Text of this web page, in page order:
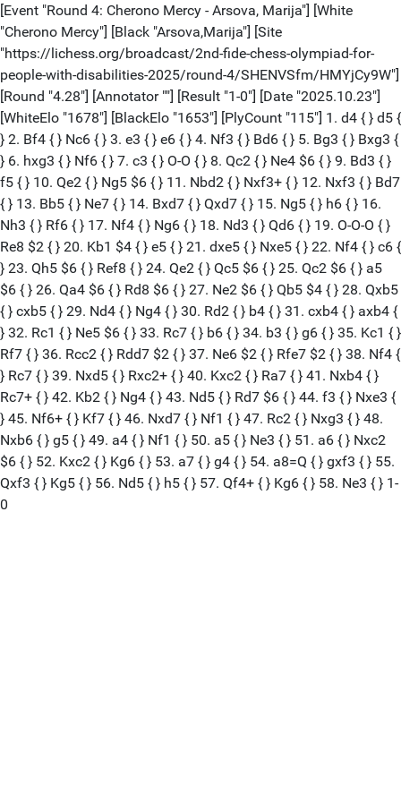
[Event "Round 4: Cherono Mercy - Arsova, Marija"] [White
"Cherono Mercy"] [Black "Arsova,Marija"] [Site
"https://lichess.org/broadcast/2nd-fide-chess-olympiad-for-
people-with-disabilities-2025/round-4/SHENVSfm/HMYjCy9W"]
[Round "4.28"] [Annotator ""] [Result "1-0"] [Date "2025.10.23"]
[WhiteElo "1678"] [BlackElo "1653"] [PlyCount "115"] 1. d4 { } d5 {
} 2. Bf4 { } Nc6 { } 3. e3 { } e6 { } 4. Nf3 { } Bd6 { } 5. Bg3 { } Bxg3 {
} 6. hxg3 { } Nf6 { } 7. c3 { } O-O { } 8. Qc2 { } Ne4 $6 { } 9. Bd3 { }
f5 { } 10. Qe2 { } Ng5 $6 { } 11. Nbd2 { } Nxf3+ { } 12. Nxf3 { } Bd7
{ } 13. Bb5 { } Ne7 { } 14. Bxd7 { } Qxd7 { } 15. Ng5 { } h6 { } 16.
Nh3 { } Rf6 { } 17. Nf4 { } Ng6 { } 18. Nd3 { } Qd6 { } 19. O-O-O { }
Re8 $2 { } 20. Kb1 $4 { } e5 { } 21. dxe5 { } Nxe5 { } 22. Nf4 { } c6 {
} 23. Qh5 $6 { } Ref8 { } 24. Qe2 { } Qc5 $6 { } 25. Qc2 $6 { } a5
$6 { } 26. Qa4 $6 { } Rd8 $6 { } 27. Ne2 $6 { } Qb5 $4 { } 28. Qxb5
{ } cxb5 { } 29. Nd4 { } Ng4 { } 30. Rd2 { } b4 { } 31. cxb4 { } axb4 {
} 32. Rc1 { } Ne5 $6 { } 33. Rc7 { } b6 { } 34. b3 { } g6 { } 35. Kc1 { }
Rf7 { } 36. Rcc2 { } Rdd7 $2 { } 37. Ne6 $2 { } Rfe7 $2 { } 38. Nf4 {
} Rc7 { } 39. Nxd5 { } Rxc2+ { } 40. Kxc2 { } Ra7 { } 41. Nxb4 { }
Rc7+ { } 42. Kb2 { } Ng4 { } 43. Nd5 { } Rd7 $6 { } 44. f3 { } Nxe3 {
} 45. Nf6+ { } Kf7 { } 46. Nxd7 { } Nf1 { } 47. Rc2 { } Nxg3 { } 48.
Nxb6 { } g5 { } 49. a4 { } Nf1 { } 50. a5 { } Ne3 { } 51. a6 { } Nxc2
$6 { } 52. Kxc2 { } Kg6 { } 53. a7 { } g4 { } 54. a8=Q { } gxf3 { } 55.
Qxf3 { } Kg5 { } 56. Nd5 { } h5 { } 57. Qf4+ { } Kg6 { } 58. Ne3 { } 1-
0